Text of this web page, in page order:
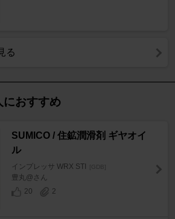
る
におすすめ
SUMICO / 住鉱潤滑剤 ギヤオイ
ル
インプレッサ WRX STI [GDB]
豊丸@さん
20
2